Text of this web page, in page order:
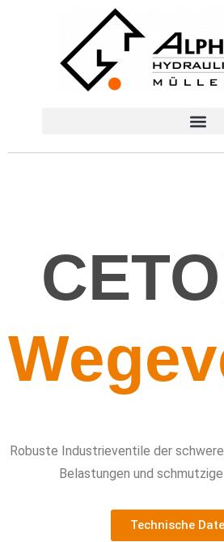
Robuste Industrieventile der
Belastungen und
Technische